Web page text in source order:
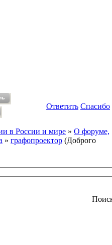
Ответить Спасибо
в России и мире » О форуме,
» графопроектор (Доброго